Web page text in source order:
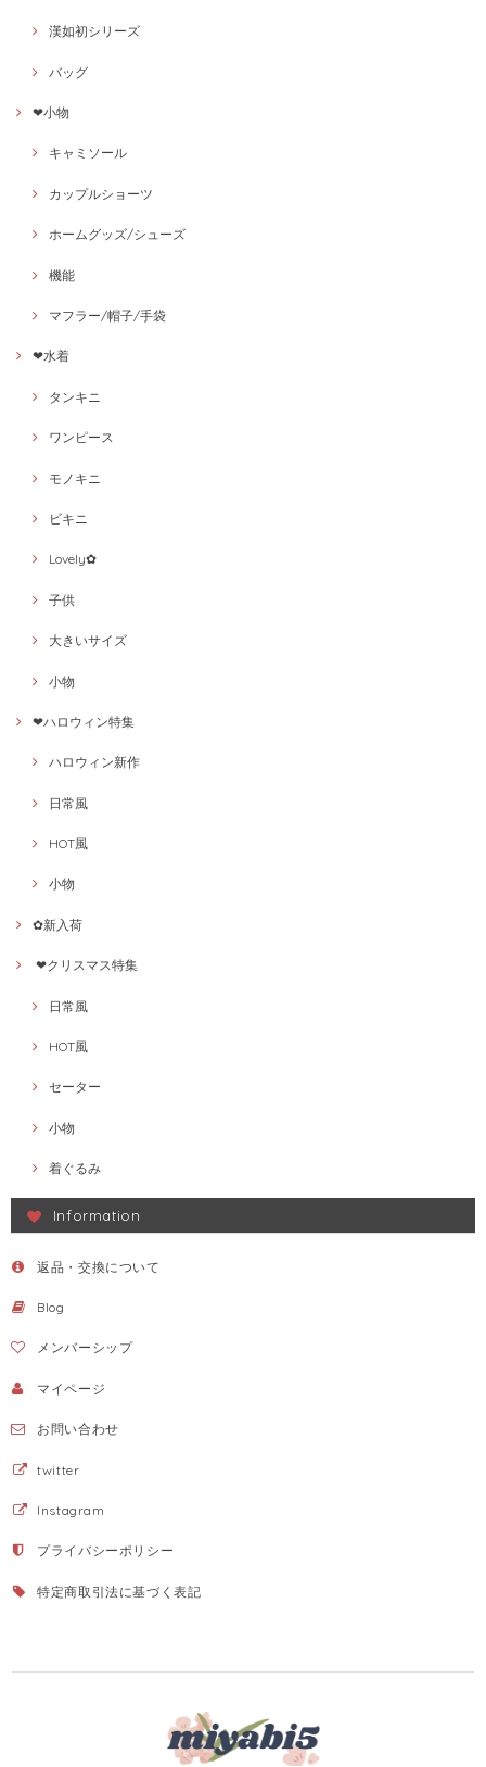
漢如初シリーズ
バッグ
❤小物
キャミソール
カップルショーツ
ホームグッズ/シューズ
機能
マフラー/帽子/手袋
❤水着
タンキニ
ワンピース
モノキニ
ビキニ
Lovely✿
子供
大きいサイズ
小物
❤ハロウィン特集
ハロウィン新作
日常風
HOT風
小物
✿新入荷
❤クリスマス特集
日常風
HOT風
セーター
小物
着ぐるみ
Information
返品・交換について
Blog
メンバーシップ
マイページ
お問い合わせ
twitter
Instagram
プライバシーポリシー
特定商取引法に基づく表記